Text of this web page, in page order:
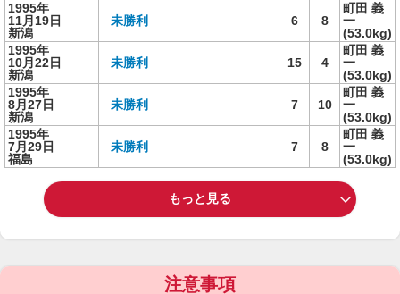
1995年
11月19日
新潟
未勝利 6 8
町田 義
一
(53.0kg)
1995年
10月22日
新潟
未勝利 15 4
町田 義
一
(53.0kg)
1995年
8月27日
新潟
未勝利 7 10
町田 義
一
(53.0kg)
1995年
7月29日
福島
未勝利 7 8
町田 義
一
(53.0kg)
もっと見る
注意事項